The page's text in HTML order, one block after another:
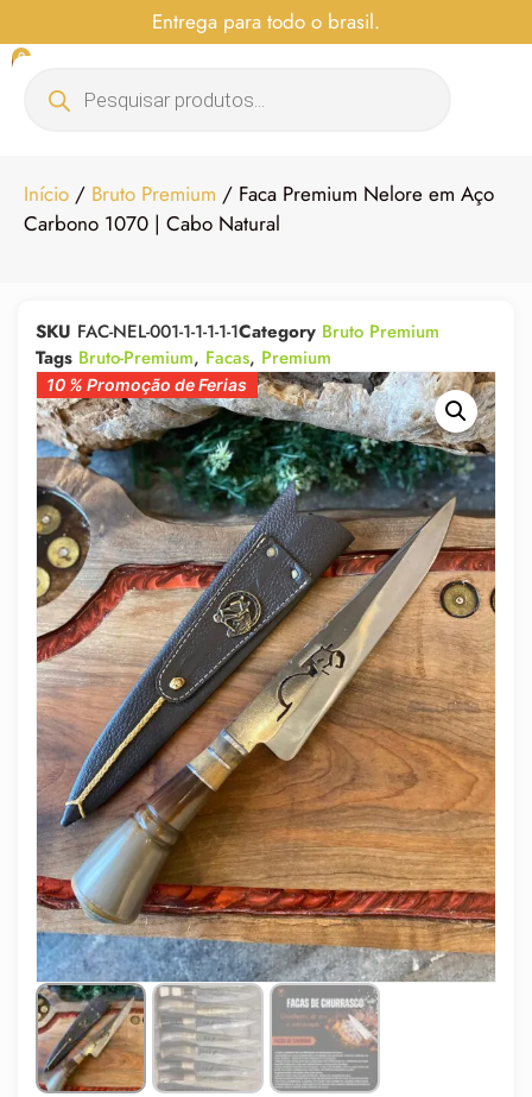
Entrega para todo o brasil.
0
Início / Bruto Premium / Faca Premium Nelore em Aço
Carbono 1070 | Cabo Natural
SKU FAC-NEL-001-1-1-1-1-1Category Bruto Premium
Tags Bruto-Premium, Facas, Premium
10 % Promoção de Ferias